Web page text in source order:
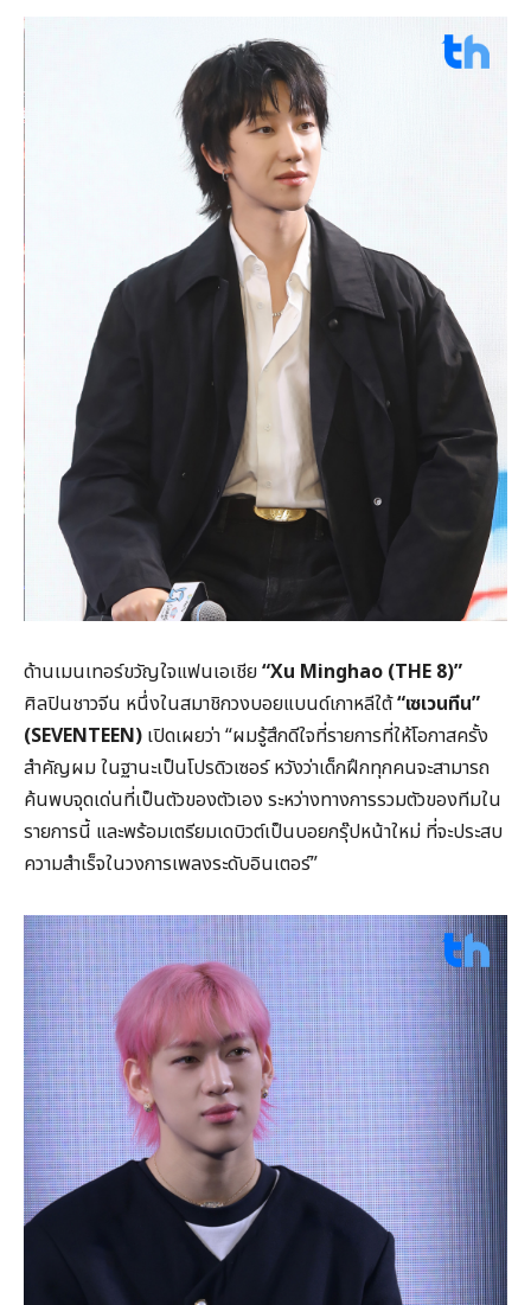
ด้านเมนเทอร์ขวัญใจแฟนเอเชีย“Xu Minghao (THE 8)”
ศิลปินชาวจีน หนึ่งในสมาชิกวงบอยแบนด์เกาหลีใต้“เซเวนทีน”
(SEVENTEEN) เปิดเผยว่า “ผมรู้สึกดีใจที่รายการที่ให้โอกาสครั้ง
สำคัญผม ในฐานะเป็นโปรดิวเซอร์ หวังว่าเด็กฝึกทุกคนจะสามารถ
ค้นพบจุดเด่นที่เป็นตัวของตัวเอง ระหว่างทางการรวมตัวของทีมใน
รายการนี้ และพร้อมเตรียมเดบิวต์เป็นบอยกรุ๊ปหน้าใหม่ ที่จะประสบ
ความสำเร็จในวงการเพลงระดับอินเตอร์”